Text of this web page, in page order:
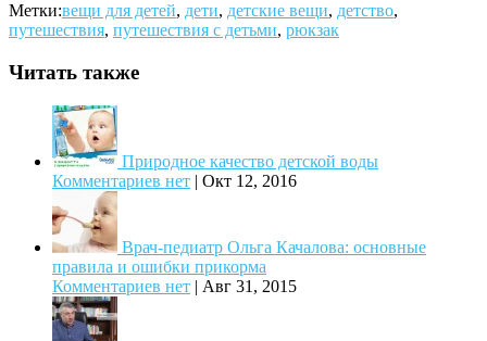
Метки:вещи для детей, дети, детские вещи, детство,
путешествия, путешествия с детьми, рюкзак
Читать также
Природное качество детской воды
Комментариев нет | Окт 12, 2016
Врач-педиатр Ольга Качалова: основные
правила и ошибки прикорма
Комментариев нет | Авг 31, 2015